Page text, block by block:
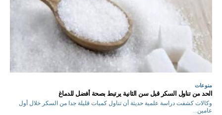
منوعات
الحد من تناول السكر قبل سن الثانية يرتبط بصحة أفضل للدماغ
وكالات كشفت دراسة علمية حديثة أن تناول كميات قليلة جدا من السكر خلال أول
عامين...